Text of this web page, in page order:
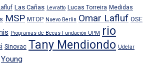
Las Cañas Levratto Lucas Torreira Medidas
MSP MTOP Nuevo Berlin Omar Lafluf OSE
Programas de Becas Fundación UPM
rio
Sinovac Tany Mendiondo Udelar
Young